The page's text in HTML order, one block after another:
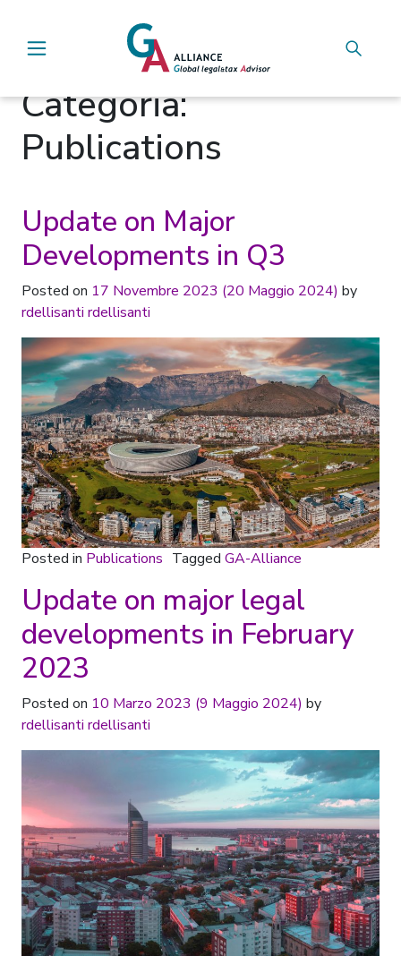
Main Navigation
Categoria:
Publications
Update on Major
Developments in Q3
Posted on 17 Novembre 2023 (20 Maggio 2024) by
rdellisanti rdellisanti
Posted in Publications Tagged GA-Alliance
Update on major legal
developments in February
2023
Posted on 10 Marzo 2023 (9 Maggio 2024) by
rdellisanti rdellisanti